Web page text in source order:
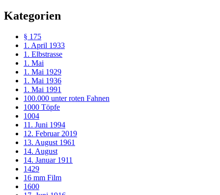
Kategorien
§ 175
1. April 1933
1. Elbstrasse
1. Mai
1. Mai 1929
1. Mai 1936
1. Mai 1991
100.000 unter roten Fahnen
1000 Töpfe
1004
11. Juni 1994
12. Februar 2019
13. August 1961
14. August
14. Januar 1911
1429
16 mm Film
1600